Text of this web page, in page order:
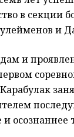
в секции
и
и
осознаннее